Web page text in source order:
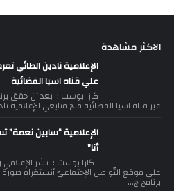
الاكثر مشاهدة
الإعلامية نادين الطائي
علي قناه اسيا الفضائية
كازا بوست : بعد أن حقق
عبر قناة اسيا الفضائية منح متابعي الإعلامية
الإعلامية “سابين
أنا”
كازا بوست : نشر
على موقع التّواصل الإجتماعيّ أنستغرام صورة
برنامج ج...